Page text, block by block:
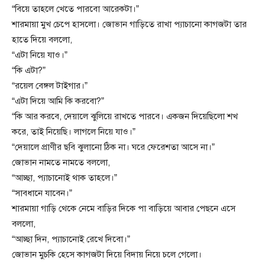
“বিয়ে তাহলে খেতে পারবো আরেকটা।”
শারমায়া মুখ চেপে হাসলো। জোভান গাড়িতে রাখা প্যাচানো কাগজটা তার
হাতে দিয়ে বললো,
“এটা নিয়ে যাও।”
“কি এটা?”
“রয়েল বেঙ্গল টাইগার।”
“এটা দিয়ে আমি কি করবো?”
“কি আর করবে, দেয়ালে ঝুলিয়ে রাখতে পারবে। একজন দিয়েছিলো শখ
করে, তাই নিয়েছি। লাগলে নিয়ে যাও।”
“দেয়ালে প্রাণীর ছবি ঝুলানো ঠিক না। ঘরে ফেরেশতা আসে না।”
জোভান নামতে নামতে বললো,
“আচ্ছা, প্যাচানোই থাক তাহলে।”
“সাবধানে যাবেন।”
শারমায়া গাড়ি থেকে নেমে বাড়ির দিকে পা বাড়িয়ে আবার পেছনে এসে
বললো,
“আচ্ছা দিন, প্যাচানোই রেখে দিবো।”
জোভান মুচকি হেসে কাগজটা দিয়ে বিদায় নিয়ে চলে গেলো।